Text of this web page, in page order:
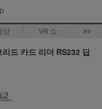
상 VR 쇼 >>
드 카드 리더 RS232 딥